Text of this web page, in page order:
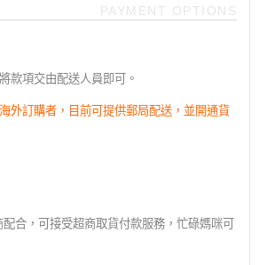
PAYMENT OPTIONS
款項交由配送人員即可。
外訂購者，目前可提供郵局配送，並開通貨
配合，可接受超商取貨付款服務，忙碌媽咪可